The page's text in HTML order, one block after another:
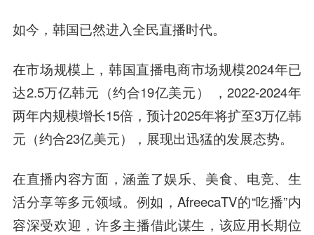
如今，韩国已然进入全民直播时代。
在市场规模上，韩国直播电商市场规模2024年已
达2.5万亿韩元（约合19亿美元） ，2022-2024年
两年内规模增长15倍，预计2025年将扩至3万亿韩
元（约合23亿美元），展现出迅猛的发展态势。
在直播内容方面，涵盖了娱乐、美食、电竞、生
活分享等多元领域。例如，AfreecaTV的“吃播”内
容深受欢迎，许多主播借此谋生，该应用长期位